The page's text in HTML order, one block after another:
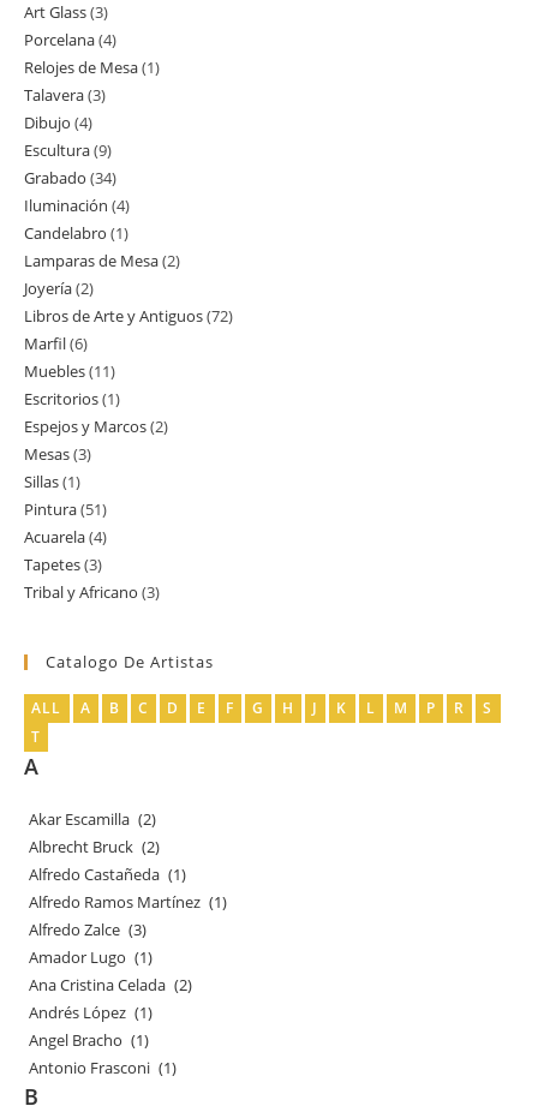
Art Glass 33
productos
Porcelana 44
productos
Relojes de Mesa 11
Talavera 33
Dibujo 44
productos
Escultura 99
productos
Grabado 3434
productos
Iluminación 44
productos
Candelabro 11
producto
Lamparas de Mesa 22
Joyería 22
productos
Libros de Arte y Antiguos 7272
Marfil 66
productos
Muebles 1111
productos
Escritorios 11
producto
Espejos y Marcos 22
Mesas 33
Sillas 11
producto
Pintura 5151
productos
Acuarela 44
productos
Tapetes 33
productos
Tribal y Africano 33
Catalogo De Artistas
ALL A B C D E F G H J K L M P R
S
T
A
Akar Escamilla (2)
Albrecht Bruck (2)
Alfredo Castañeda (1)
Alfredo Ramos Martínez (1)
Alfredo Zalce (3)
Amador Lugo (1)
Ana Cristina Celada (2)
Andrés López (1)
Angel Bracho (1)
Antonio Frasconi (1)
B